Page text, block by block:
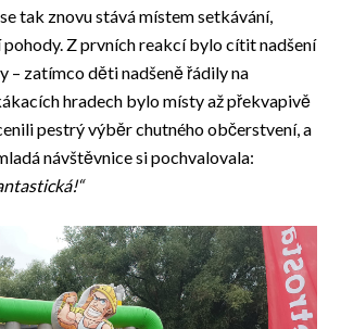
tak znovu stává místem setkávání,
Z prvních reakcí bylo cítit nadšení
– zatímco děti nadšeně řádily na
hradech bylo místy až překvapivě
pestrý výběr chutného občerstvení, a
návštěvnice si pochvalovala: